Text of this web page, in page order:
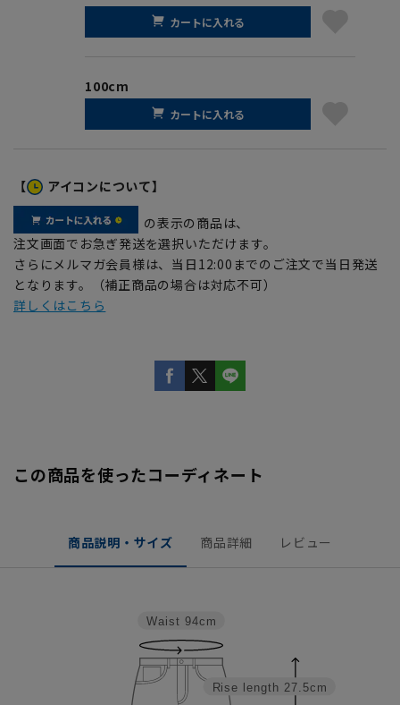
カートに入れる
100cm
カートに入れる
【 アイコンについて】
の表示の商品は、
注文画面でお急ぎ発送を選択いただけます。
さらにメルマガ会員様は、当日12:00までのご注文で当日発送
となります。（補正商品の場合は対応不可）
詳しくはこちら
この商品を使ったコーディネート
商品説明・サイズ 商品詳細 レビュー
Rise length 27.5cm
Waist 94cm